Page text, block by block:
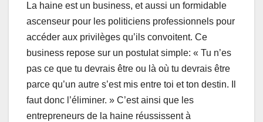
La haine est un business, et aussi un formidable
ascenseur pour les politiciens professionnels pour
accéder aux privilèges qu’ils convoitent. Ce
business repose sur un postulat simple: « Tu n’es
pas ce que tu devrais être ou là où tu devrais être
parce qu’un autre s’est mis entre toi et ton destin. Il
faut donc l’éliminer. » C’est ainsi que les
entrepreneurs de la haine réussissent à